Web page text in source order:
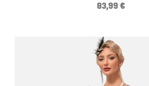
83,99 €